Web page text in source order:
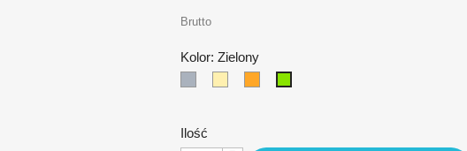
Brutto
Kolor: Zielony
Ilość